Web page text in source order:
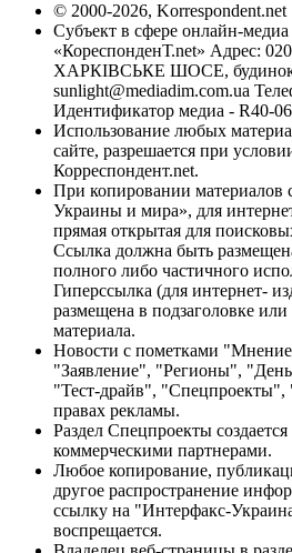
© 2000-2026, Korrespondent.net
Субъект в сфере онлайн-
«КореспонденТ.net» Адрес:
ХАРКІВСЬКЕ ШОСЕ, будинок
sunlight@mediadim.com.ua
Идентификатор медиа - R40-
Использование любых
сайте, разрешается при
Корреспондент.net.
При копировании материалов
Украины и мира», для
прямая открытая для
Ссылка должна быть
полного либо частичного
Гиперссылка (для интернет-
размещена в подзаголовке
материала.
Новости с пометками
"Заявление", "Регионы",
"Тест-драйв",
правах рекламы.
Раздел Спецпроекты
коммерческими партнерами.
Любое копирование,
другое распространение
ссылку на "Интерфакс-
воспрещается.